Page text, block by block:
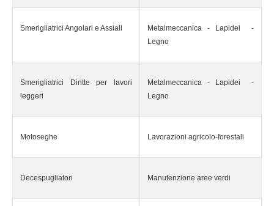
Smerigliatrici Angolari e Assiali
Metalmeccanica - Lapidei -
Legno
Smerigliatrici Diritte per lavori
leggeri
Metalmeccanica - Lapidei -
Legno
Motoseghe Lavorazioni agricolo-forestali
Decespugliatori Manutenzione aree verdi